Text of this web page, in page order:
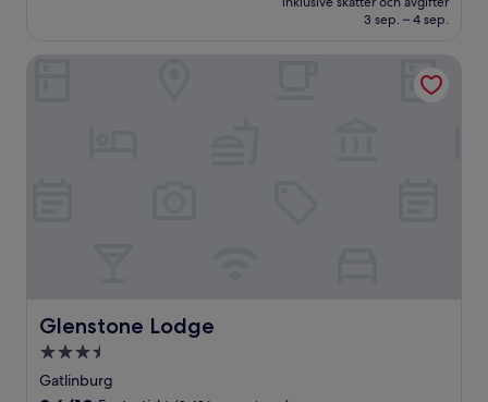
1 434 kr
3 sep. – 4 sep.
Glenstone Lodge
Glenstone Lodge
3.5-
stjärnigt
Gatlinburg